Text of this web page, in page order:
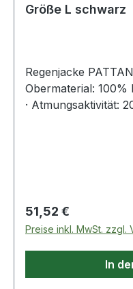
Größe L schwarz
Regenjacke
Obermaterial:
· Atmungsaktivität:
Regulärer Preis:
51,52 €
Preise inkl. MwSt. zzgl.
In